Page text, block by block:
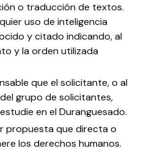
o traducción de textos.
uso de inteligencia
y citado indicando, al
y la orden utilizada
que el solicitante, o al
grupo de solicitantes,
en el Duranguesado.
propuesta que directa o
los derechos humanos.